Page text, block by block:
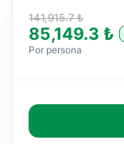
141,915.7 ₺
85,149.3 ₺
Por persona